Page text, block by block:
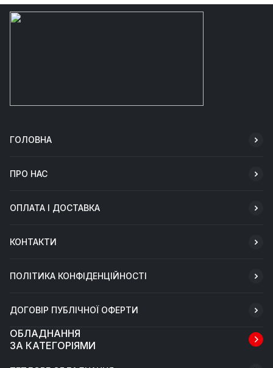
ГОЛОВНА
ПРО НАС
ОПЛАТА І ДОСТАВКА
КОНТАКТИ
ПОЛІТИКА КОНФІДЕНЦІЙНОСТІ
ДОГОВІР ПУБЛІЧНОЇ ОФЕРТИ
ОБЛАДНАННЯ
ЗА КАТЕГОРІЯМИ